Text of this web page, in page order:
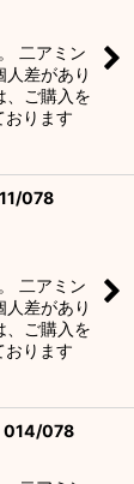
二アミン
人差があり
、ご購入を
ります
078
二アミン
人差があり
、ご購入を
ります
014/078